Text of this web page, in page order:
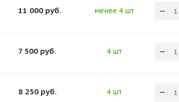
11 000 руб. менее 4 шт
7 500 руб. 4 шт
8 250 руб. 4 шт